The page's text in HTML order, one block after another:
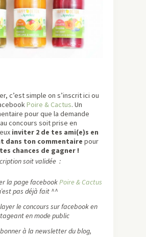
c’est simple on s’inscrit ici ou
Poire & Cactus. Un
pour que la demande
concours soit prise en
inviter 2 de tes ami(e)s en
dans ton commentaire pour
chances de gagner !
soit validée :
la page facebookPoire & Cactus
pas déjà fait ^^
le concours sur facebook en
en mode public
à la newsletter du blog,